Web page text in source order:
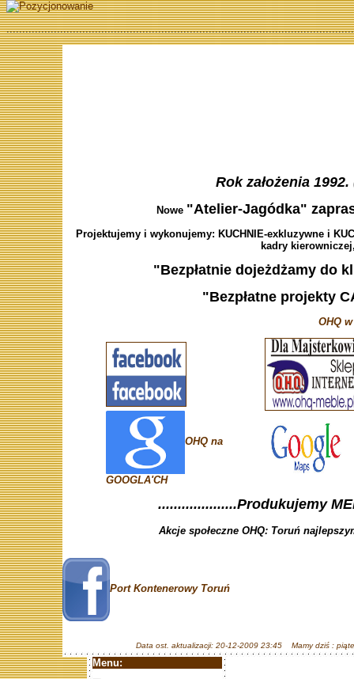
Rok założenia
Nowe "Atelier-Jagódka"
Projektujemy i wykonujemy: KUCHNIE-exkluzywne i
kadry
"Bezpłatnie dojeżdżamy do
"Bezpłatne projekty
OHQ
OHQ na
GOOGLA'CH
....................Produkujemy
Akcje społeczne OHQ: Toruń
Port Kontenerowy Toruń
Data ost. aktualizacji: 20-12-2009 23:45 Mamy dziś :
Menu: